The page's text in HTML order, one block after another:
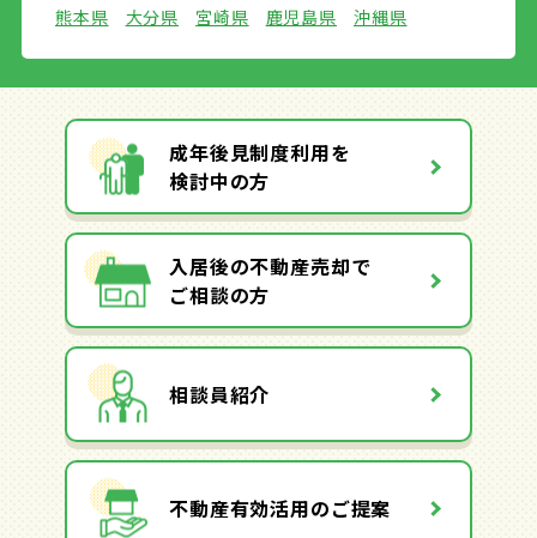
熊本県
大分県 宮崎県 鹿児島県 沖縄県
成年後見制度利用を
検討中の方
入居後の不動産売却で
ご相談の方
相談員紹介
不動産有効活用のご提案